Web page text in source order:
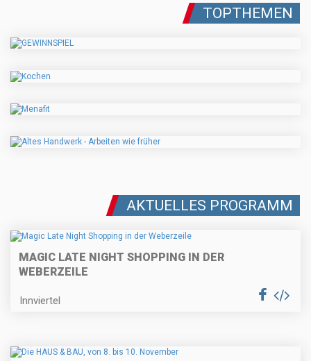
TOPTHEMEN
AKTUELLES PROGRAMM
MAGIC LATE NIGHT SHOPPING IN DER
WEBERZEILE
Innviertel